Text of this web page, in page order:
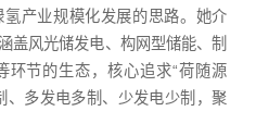
产业规模化发展的思路。她介
盖风光储发电、构网型储能、制
环节的生态，核心追求“荷随源
、多发电多制、少发电少制，聚